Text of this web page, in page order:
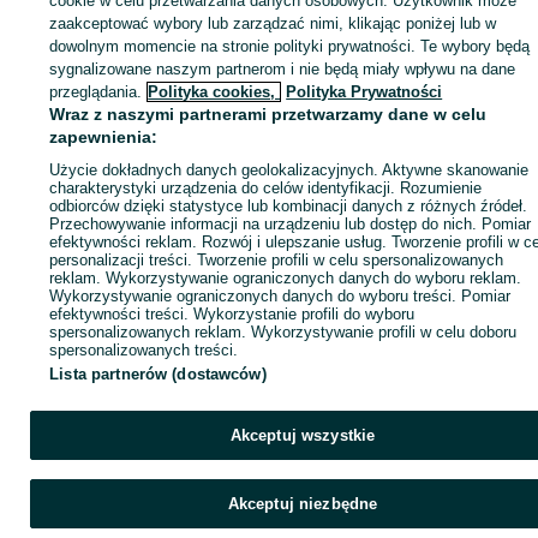
KATEGORIA
ID:1064686549 Wyświetlenia:
Zadzwoń / SMS
zaakceptować wybory lub zarządzać nimi, klikając poniżej lub w
dowolnym momencie na stronie polityki prywatności. Te wybory będą
sygnalizowane naszym partnerom i nie będą miały wpływu na dane
przeglądania. Polityka cookies, Polityka Prywatności
Wraz z naszymi partnerami przetwarzamy dane w celu
zapewnienia:
Użycie dokładnych danych geolokalizacyjnych. Aktywne skanowanie
charakterystyki urządzenia do celów identyfikacji. Rozumienie
odbiorców dzięki statystyce lub kombinacji danych z różnych źródeł.
Przechowywanie informacji na urządzeniu lub dostęp do nich. Pomiar
efektywności reklam. Rozwój i ulepszanie usług. Tworzenie profili w
personalizacji treści. Tworzenie profili w celu spersonalizowanych
reklam. Wykorzystywanie ograniczonych danych do wyboru reklam.
Wykorzystywanie ograniczonych danych do wyboru treści. Pomiar
efektywności treści. Wykorzystanie profili do wyboru
spersonalizowanych reklam. Wykorzystywanie profili w celu doboru
spersonalizowanych treści.
Lista partnerów (dostawców)
Akceptuj wszystkie
Akceptuj niezbędne